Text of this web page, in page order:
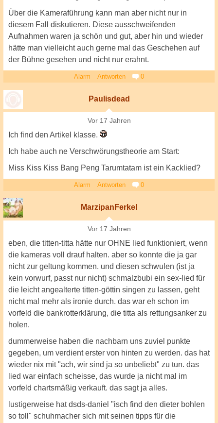
Über die Kameraführung kann man aber nicht nur in
diesem Fall diskutieren. Diese ausschweifenden
Aufnahmen waren ja schön und gut, aber hin und wieder
hätte man vielleicht auch gerne mal das Geschehen auf
der Bühne gesehen und nicht nur erahnt.
Alarm Antworten 0
Paulisdead
Vor 17 Jahren
Ich find den Artikel klasse.
Ich habe auch ne Verschwörungstheorie am Start:
Miss Kiss Kiss Bang Peng Tarumtatam ist ein Kacklied?
Alarm Antworten 0
MarzipanFerkel
Vor 17 Jahren
eben, die titten-titta hätte nur OHNE lied funktioniert, wenn
die kameras voll drauf halten. aber so konnte die ja gar
nicht zur geltung kommen. und diesen schwulen (ist ja
kein vorwurf, passt nur nicht) schmalzbubi ein sex-lied für
die leicht angealterte titten-göttin singen zu lassen, geht
nicht mal mehr als ironie durch. das war eh schon im
vorfeld die bankrotterklärung, die titta als rettungsanker zu
holen.
dummerweise haben die nachbarn uns zuviel punkte
gegeben, um verdient erster von hinten zu werden. das hat
wieder nix mit "ach, wir sind ja so unbeliebt" zu tun. das
lied war einfach scheisse, das wurde ja nicht mal im
vorfeld chartsmäßig verkauft. das sagt ja alles.
lustigerweise hat dsds-daniel "isch find den dieter bohlen
so toll" schuhmacher sich mit seinen tipps für die